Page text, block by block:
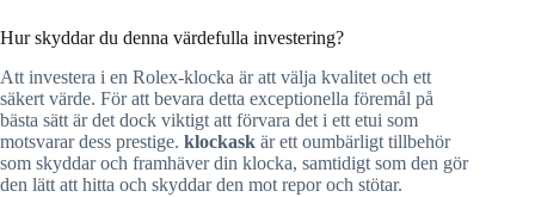
Hur skyddar du denna värdefulla investering?
Att investera i en Rolex-klocka är att välja kvalitet och ett
säkert värde. För att bevara detta exceptionella föremål på
bästa sätt är det dock viktigt att förvara det i ett etui som
motsvarar dess prestige. klockask är ett oumbärligt tillbehör
som skyddar och framhäver din klocka, samtidigt som den gör
den lätt att hitta och skyddar den mot repor och stötar.